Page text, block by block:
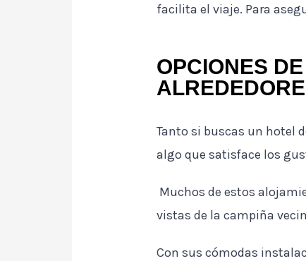
facilita el viaje. Para
OPCIONES
Tanto si buscas un hotel
algo que satisface los
Muchos de estos
vistas de la campiña
Con sus cómodas